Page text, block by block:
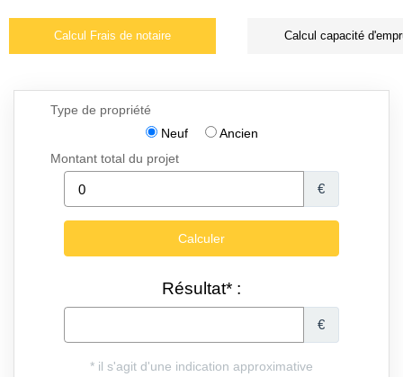
Calcul Frais de notaire Calcul capacité